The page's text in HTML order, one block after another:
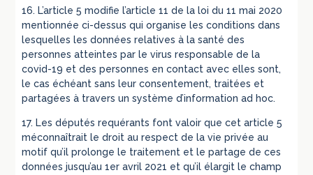
16. L’article 5 modifie l’article 11 de la loi du 11 mai 2020
mentionnée ci-dessus qui organise les conditions dans
lesquelles les données relatives à la santé des
personnes atteintes par le virus responsable de la
covid-19 et des personnes en contact avec elles sont,
le cas échéant sans leur consentement, traitées et
partagées à travers un système d’information ad hoc.
17. Les députés requérants font valoir que cet article 5
méconnaîtrait le droit au respect de la vie privée au
motif qu’il prolonge le traitement et le partage de ces
données jusqu’au 1er avril 2021 et qu’il élargit le champ